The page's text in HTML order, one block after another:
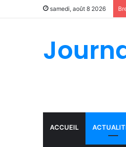
samedi, août 8 2026
ACCUEIL